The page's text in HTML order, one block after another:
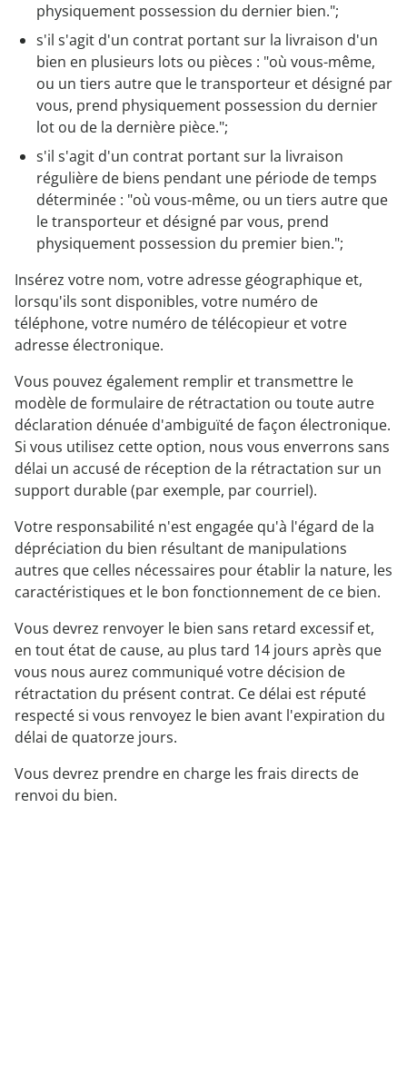
physiquement possession du dernier bien.";
s'il s'agit d'un contrat portant sur la livraison d'un
bien en plusieurs lots ou pièces : "où vous-même,
ou un tiers autre que le transporteur et désigné par
vous, prend physiquement possession du dernier
lot ou de la dernière pièce.";
s'il s'agit d'un contrat portant sur la livraison
régulière de biens pendant une période de temps
déterminée : "où vous-même, ou un tiers autre que
le transporteur et désigné par vous, prend
physiquement possession du premier bien.";
Insérez votre nom, votre adresse géographique et,
lorsqu'ils sont disponibles, votre numéro de
téléphone, votre numéro de télécopieur et votre
adresse électronique.
Vous pouvez également remplir et transmettre le
modèle de formulaire de rétractation ou toute autre
déclaration dénuée d'ambiguïté de façon électronique.
Si vous utilisez cette option, nous vous enverrons sans
délai un accusé de réception de la rétractation sur un
support durable (par exemple, par courriel).
Votre responsabilité n'est engagée qu'à l'égard de la
dépréciation du bien résultant de manipulations
autres que celles nécessaires pour établir la nature, les
caractéristiques et le bon fonctionnement de ce bien.
Vous devrez renvoyer le bien sans retard excessif et,
en tout état de cause, au plus tard 14 jours après que
vous nous aurez communiqué votre décision de
rétractation du présent contrat. Ce délai est réputé
respecté si vous renvoyez le bien avant l'expiration du
délai de quatorze jours.
Vous devrez prendre en charge les frais directs de
renvoi du bien.